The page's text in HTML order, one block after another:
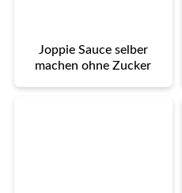
Joppie Sauce selber
machen ohne Zucker